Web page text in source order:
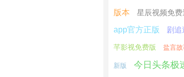
版本
星辰视频免
app官方正版
剧追
芊影视免费版 盐言
新版 今日头条极